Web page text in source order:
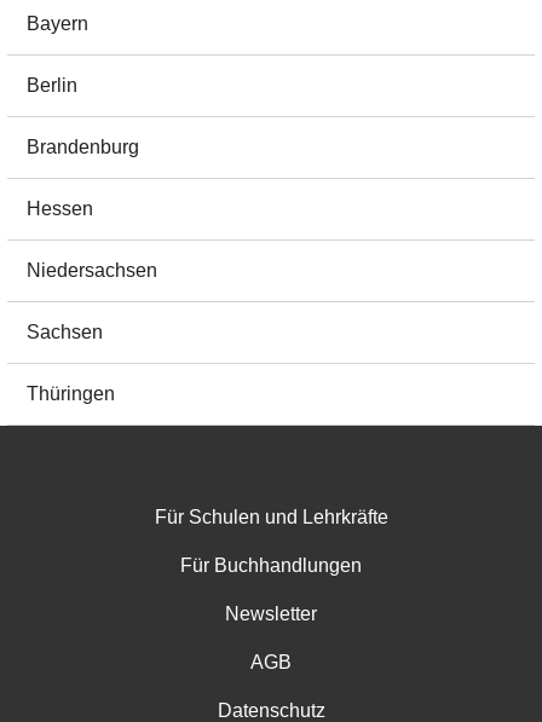
Bayern
Berlin
Brandenburg
Hessen
Niedersachsen
Sachsen
Thüringen
Footer menuFür Schulen und Lehrkräfte
Für Buchhandlungen
Newsletter
AGB
Datenschutz